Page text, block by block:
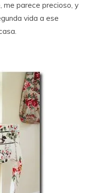
me parece precioso, y
vida a ese